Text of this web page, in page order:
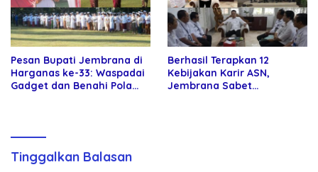
Pesan Bupati Jembrana di
Harganas ke-33: Waspadai
Gadget dan Benahi Pola
Berhasil Terapkan 12
Kebijakan Karir ASN,
Jembrana Sabet
Tinggalkan Balasan